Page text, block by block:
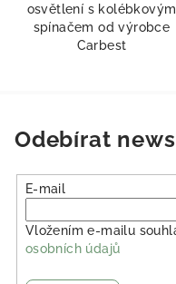
osvětlení s kolébkovým
spínačem od výrobce
Carbest
Odebírat
E-mail
Vložením e-mailu
osobních údajů